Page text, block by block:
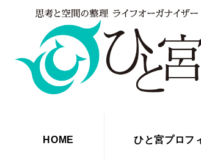
HOME ひと宮プロフ